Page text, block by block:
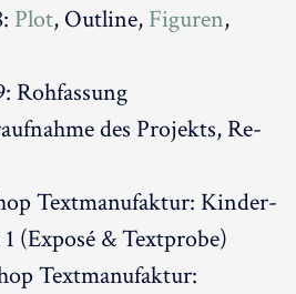
Plot, Outline, Figuren,
Rohfassung
des Projekts, Re-
Textmanufaktur: Kinder-
(Exposé & Textprobe)
Textmanufaktur: